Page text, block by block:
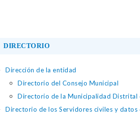
DIRECTORIO
Dirección de la entidad
Directorio del Consejo Municipal
Directorio de la Municipalidad Distrital
Directorio de los Servidores civiles y datos